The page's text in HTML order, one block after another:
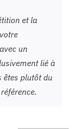
et la
un
lié à
êtes plutôt du